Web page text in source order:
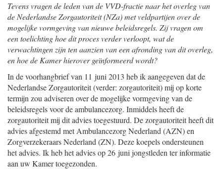
Tevens vragen de leden van de VVD-fractie naar het overleg van
de Nederlandse Zorgautoriteit (NZa) met veldpartijen over de
mogelijke vormgeving van nieuwe beleidsregels. Zij vragen om
een toelichting hoe dit proces verder verloopt, wat de
verwachtingen zijn ten aanzien van een afronding van dit overleg,
en hoe de Kamer hierover geïnformeerd wordt?
In de voorhangbrief van 11 juni 2013 heb ik aangegeven dat de
Nederlandse Zorgautoriteit (verder: zorgautoriteit) mij op korte
termijn zou adviseren over de mogelijke vormgeving van de
beleidsregels voor de ambulancezorg. Inmiddels heeft de
zorgautoriteit mij dit advies toegestuurd. De zorgautoriteit heeft dit
advies afgestemd met Ambulancezorg Nederland (AZN) en
Zorgverzekeraars Nederland (ZN). Deze koepels ondersteunen
het advies. Ik heb het advies op 26 juni jongstleden ter informatie
aan uw Kamer toegezonden.